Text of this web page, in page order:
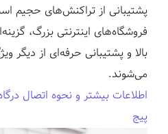
پشتیبانی از تراکنش‌های حجیم
فروشگاه‌های اینترنتی بزرگ،
بالا و پشتیبانی حرفه‌ای از دیگر
می‌شوند.
اطلاعات بیشتر و نحوه اتصال
پیج